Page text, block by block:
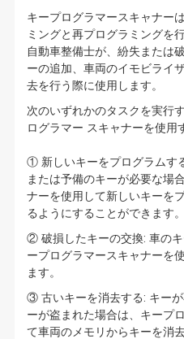
キープログラマースキャナー
ミングと再プログラミングを
自動車整備士が、紛失または
ーの追加、車両のイモビライ
去を行う際に使用します。
次のいずれかのタスクを実行
ログラマー スキャナーを使用
① 新しいキーをプログラムす
または予備のキーが必要な場
ナーを使用して新しいキーを
るようにすることができます。
② 破損したキーの交換: 車の
ープログラマースキャナーを
ます。
③ 古いキーを消去する: キー
ーが盗まれた場合は、キープ
て車両のメモリからキーを消